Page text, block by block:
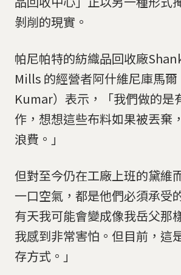
剝削的現實。
帕尼帕特的紡織品回收廠
Mills 的經營者阿什維尼庫馬
Kumar）表示，「我們做的是
作，想想這些布料如果被丟棄
浪費。」
但對至今仍在工廠上班的黛維
一口空氣，都是他們必須承受
有天我可能會變成像我岳父那
我感到非常害怕。但目前，這
存方式。」